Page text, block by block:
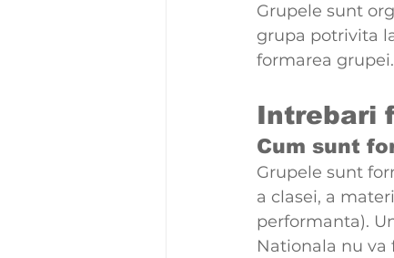
Grupele sunt
grupa potrivita
formarea grupei.
Intrebari
Cum sunt
Grupele sunt
a clasei, a
performanta).
Nationala nu va